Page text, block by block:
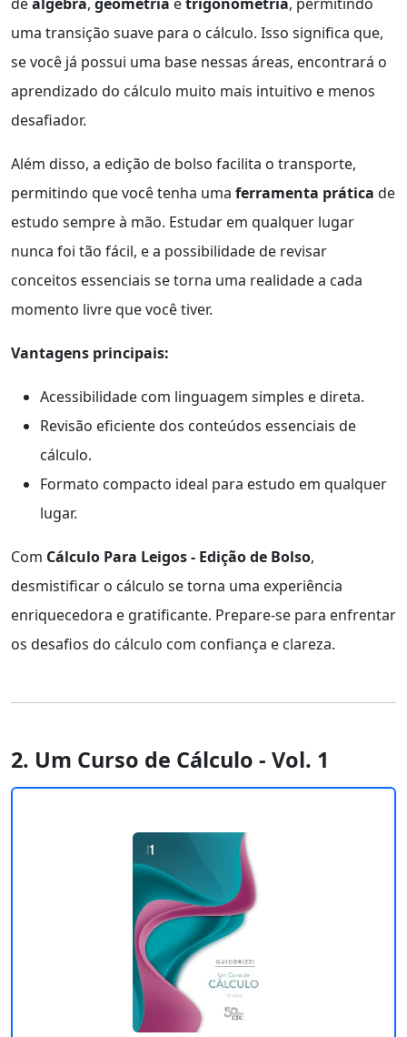
uma transição suave para o cálculo. Isso significa que,
se você já possui uma base nessas áreas, encontrará o
aprendizado do cálculo muito mais intuitivo e menos
desafiador.
Além disso, a edição de bolso facilita o transporte,
permitindo que você tenha uma ferramenta prática de
estudo sempre à mão. Estudar em qualquer lugar
nunca foi tão fácil, e a possibilidade de revisar
conceitos essenciais se torna uma realidade a cada
momento livre que você tiver.
Vantagens principais:
Acessibilidade com linguagem simples e direta.
Revisão eficiente dos conteúdos essenciais de
cálculo.
Formato compacto ideal para estudo em qualquer
lugar.
Com Cálculo Para Leigos - Edição de Bolso,
desmistificar o cálculo se torna uma experiência
enriquecedora e gratificante. Prepare-se para enfrentar
os desafios do cálculo com confiança e clareza.
2. Um Curso de Cálculo - Vol. 1